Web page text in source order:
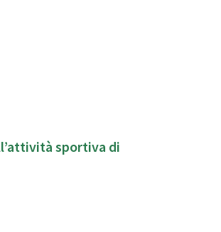
sportiva di